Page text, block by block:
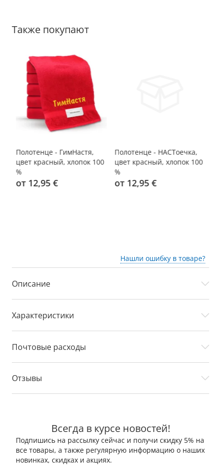
Также покупают
Полотенце - ГимНастя,
цвет красный, хлопок 100
%
от 12,95 €
Полотенце - НАСТоечка,
цвет красный, хлопок 100
%
от 12,95 €
Нашли ошибку в товаре?
Описание
Характеристики
Почтовые расходы
Отзывы
Всегда в курсе новостей!
Подпишись на рассылку сейчас и получи скидку 5% на
все товары, а также регулярную информацию о наших
новинках, скидках и акциях.